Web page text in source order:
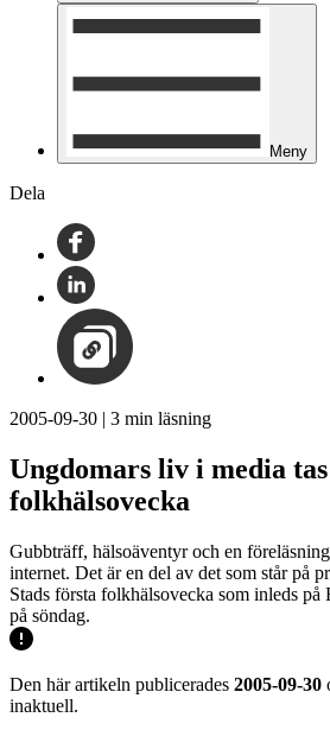
Meny
Dela
2005-09-30 | 3 min läsning
Ungdomars liv i media
folkhälsovecka
Gubbträff, hälsoäventyr och en
internet. Det är en del av det som står på
Stads första folkhälsovecka som inleds
på söndag.
Den här artikeln publicerades 2005-09-30
inaktuell.